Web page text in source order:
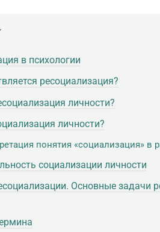
в психологии
ресоциализация?
личности?
личности?
понятия «социализация» в
социализации личности
Основные задачи